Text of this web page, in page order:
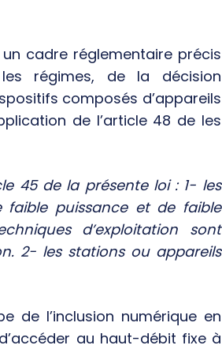
cadre réglementaire précis
régimes, de la décision
composés d’appareils
de l’article 48 de les
45 de la présente loi : 1- les
faible puissance et de faible
d’exploitation sont
2- les stations ou appareils
de l’inclusion numérique en
au haut-débit fixe à